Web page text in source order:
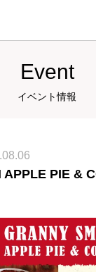
Event
イベント情報
APPLE PIE &